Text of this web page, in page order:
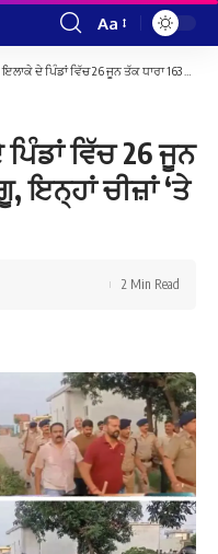
Font
Resizer
Aa
ਵਿੱਚ 26 ਜੂਨ ਤੱਕ ਧਾਰਾ 163 ਰਹੇਗੀ ਲਾਗੂ, ਇਨ੍ਹਾਂ ਚੀਜ਼ਾਂ ‘ਤੇ ਹੋਵੇਗੀ ਪਾਬੰਦੀ
ਵਿੱਚ 26 ਜੂਨ
ਇਨ੍ਹਾਂ ਚੀਜ਼ਾਂ ‘ਤੇ
2 Min Read